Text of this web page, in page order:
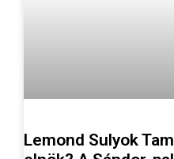
Lemond Sulyok